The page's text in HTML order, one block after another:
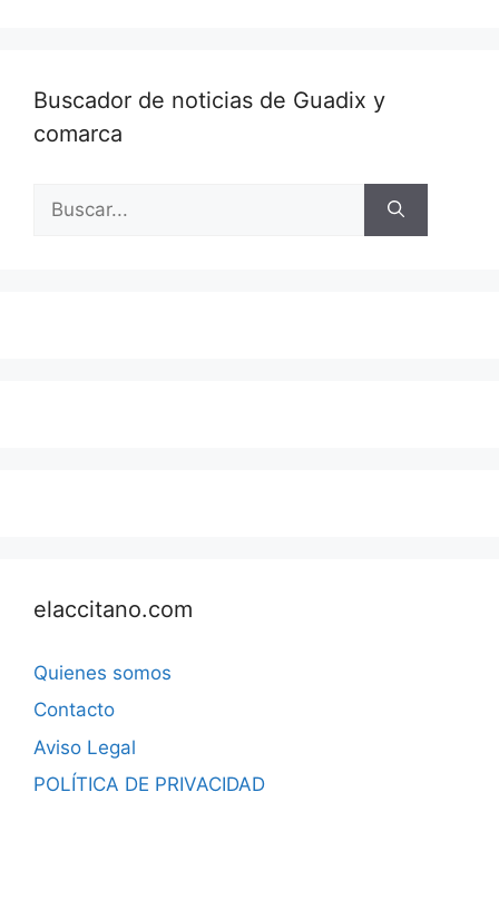
Buscador de noticias de Guadix y
comarca
elaccitano.com
Quienes somos
Contacto
Aviso Legal
POLÍTICA DE PRIVACIDAD